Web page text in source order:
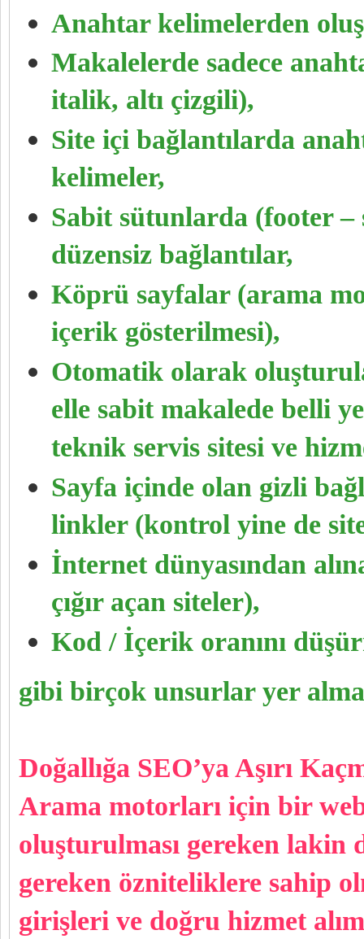
Anahtar kelimelerden
Makalelerde sadece
italik, altı çizgili),
Site içi bağlantılarda
kelimeler,
Sabit sütunlarda (footer –
düzensiz bağlantılar,
Köprü sayfalar (arama
içerik gösterilmesi),
Otomatik olarak
elle sabit makalede belli
teknik servis sitesi ve
Sayfa içinde olan gizli
linkler (kontrol yine de
İnternet dünyasından
çığır açan siteler),
Kod / İçerik oranını
gibi birçok unsurlar yer
Doğallığa SEO’ya Aşırı
Arama motorları için bir
oluşturulması gereken
gereken özniteliklere sahip
girişleri ve doğru hizmet